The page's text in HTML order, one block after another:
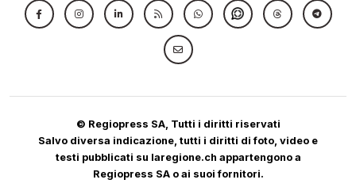
© Regiopress SA, Tutti i diritti riservati
Salvo diversa indicazione, tutti i diritti di foto, video e
testi pubblicati su laregione.ch appartengono a
Regiopress SA o ai suoi fornitori.